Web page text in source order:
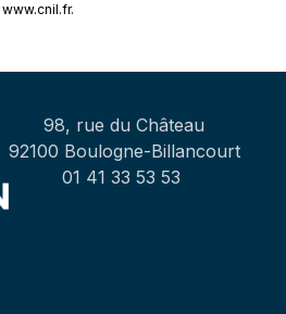
98, rue du Château
92100 Boulogne-Billancourt
01 41 33 53 53